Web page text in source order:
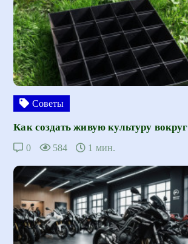
Советы
Как создать живую культуру вокруг
0 584 1 мин.